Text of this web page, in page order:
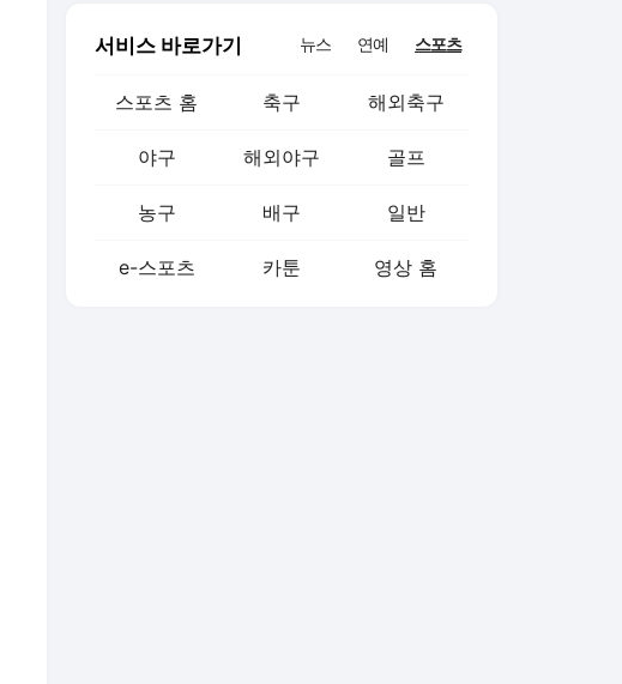
서비스 바로가기 뉴스 연예 스포츠
스포츠 홈 축구 해외축구
야구 해외야구 골프
농구 배구 일반
e-스포츠 카툰 영상 홈